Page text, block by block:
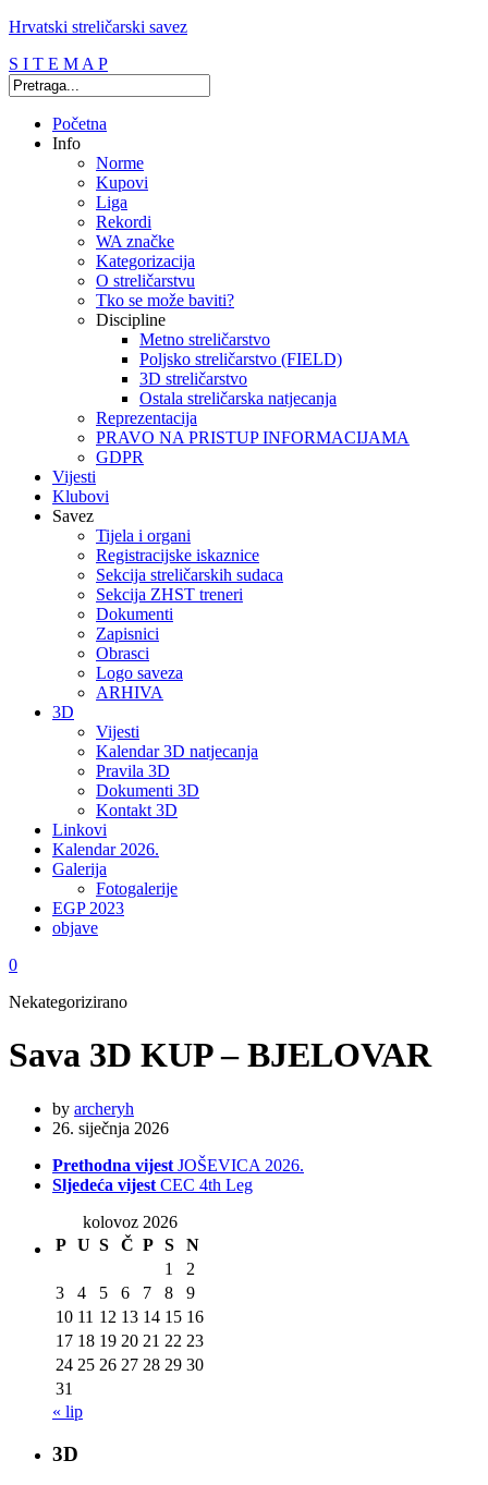
Hrvatski streličarski savez
S I T E M A P
Početna
Info
Norme
Kupovi
Liga
Rekordi
WA značke
Kategorizacija
O streličarstvu
Tko se može baviti?
Discipline
Metno streličarstvo
Poljsko streličarstvo (FIELD)
3D streličarstvo
Ostala streličarska natjecanja
Reprezentacija
PRAVO NA PRISTUP INFORMACIJAMA
GDPR
Vijesti
Klubovi
Savez
Tijela i organi
Registracijske iskaznice
Sekcija streličarskih sudaca
Sekcija ZHST treneri
Dokumenti
Zapisnici
Obrasci
Logo saveza
ARHIVA
3D
Vijesti
Kalendar 3D natjecanja
Pravila 3D
Dokumenti 3D
Kontakt 3D
Linkovi
Kalendar 2026.
Galerija
Fotogalerije
EGP 2023
objave
0
Nekategorizirano
Sava 3D KUP – BJELOVAR
by archeryh
26. siječnja 2026
Prethodna vijest JOŠEVICA 2026.
Sljedeća vijest CEC 4th Leg
kolovoz 2026
P U S Č P S
N
1
2
3
4 5 6 7 8
9
10 11 12 13 14 15 16
17 18 19 20 21 22 23
24 25 26 27 28 29 30
31
« lip
3D